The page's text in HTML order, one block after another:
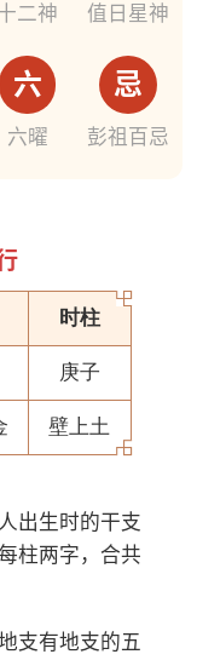
二神 值日星神
六
六曜
忌
彭祖百忌
时柱
庚子
壁上土
出生时的干支
柱两字，合共
支有地支的五